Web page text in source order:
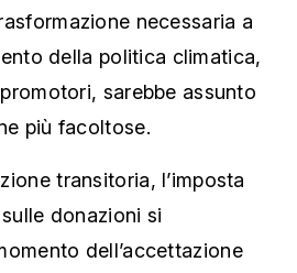
necessaria a
della politica climatica,
sarebbe assunto
più facoltose.
transitoria, l’imposta
donazioni si
dell’accettazione